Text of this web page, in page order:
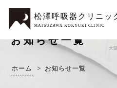
大
松澤呼吸器クリニッ
MATSUZAWA KOKYUKI CLINIC
お知らせ一覧
ホーム > お知らせ一覧